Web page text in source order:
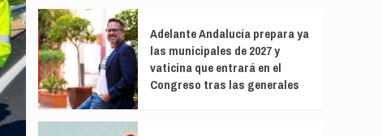
Adelante Andalucía prepara ya
las municipales de 2027 y
vaticina que entrará en el
Congreso tras las generales